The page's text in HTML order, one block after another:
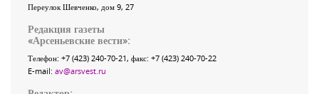
Переулок Шевченко, дом 9, 27
Редакция газеты
«Арсеньевские вести»:
Телефон: +7 (423) 240-70-21, факс: +7 (423) 240-70-22
E-mail: av@arsvest.ru